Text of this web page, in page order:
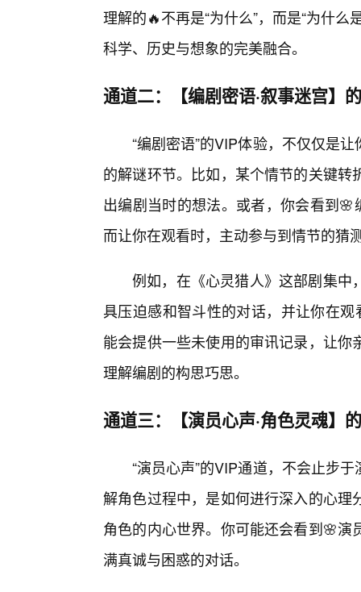
理解的🔥不再是“为什么”，而是“为什
科学、历史与想象的完美融合。
通道二：【编剧密语·叙事迷宫】
“编剧密语”的VIP体验，不仅仅是
的解谜环节。比如，某个情节的关键
出编剧当时的想法。或者，你会看到
而让你在观看时，主动参与到情节的猜
例如，在《心灵猎人》这部剧集中
具压迫感和智斗性的对话，并让你在
能会提供一些未使用的审讯记录，让
理解编剧的构思巧思。
通道三：【演员心声·角色灵魂】
“演员心声”的VIP通道，不会止步
解角色过程中，是如何进行深入的心
角色的内心世界。你可能还会看到🌸
满真诚与困惑的对话。